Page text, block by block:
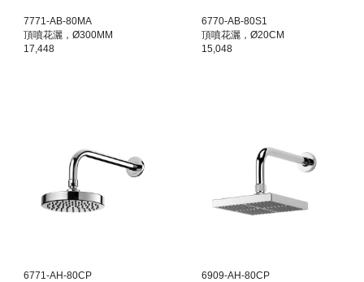
7771-AB-80MA
頂噴花灑，Ø300MM
17,448
6770-AB-80S1
頂噴花灑，Ø20CM
15,048
6771-AH-80CP 6909-AH-80CP